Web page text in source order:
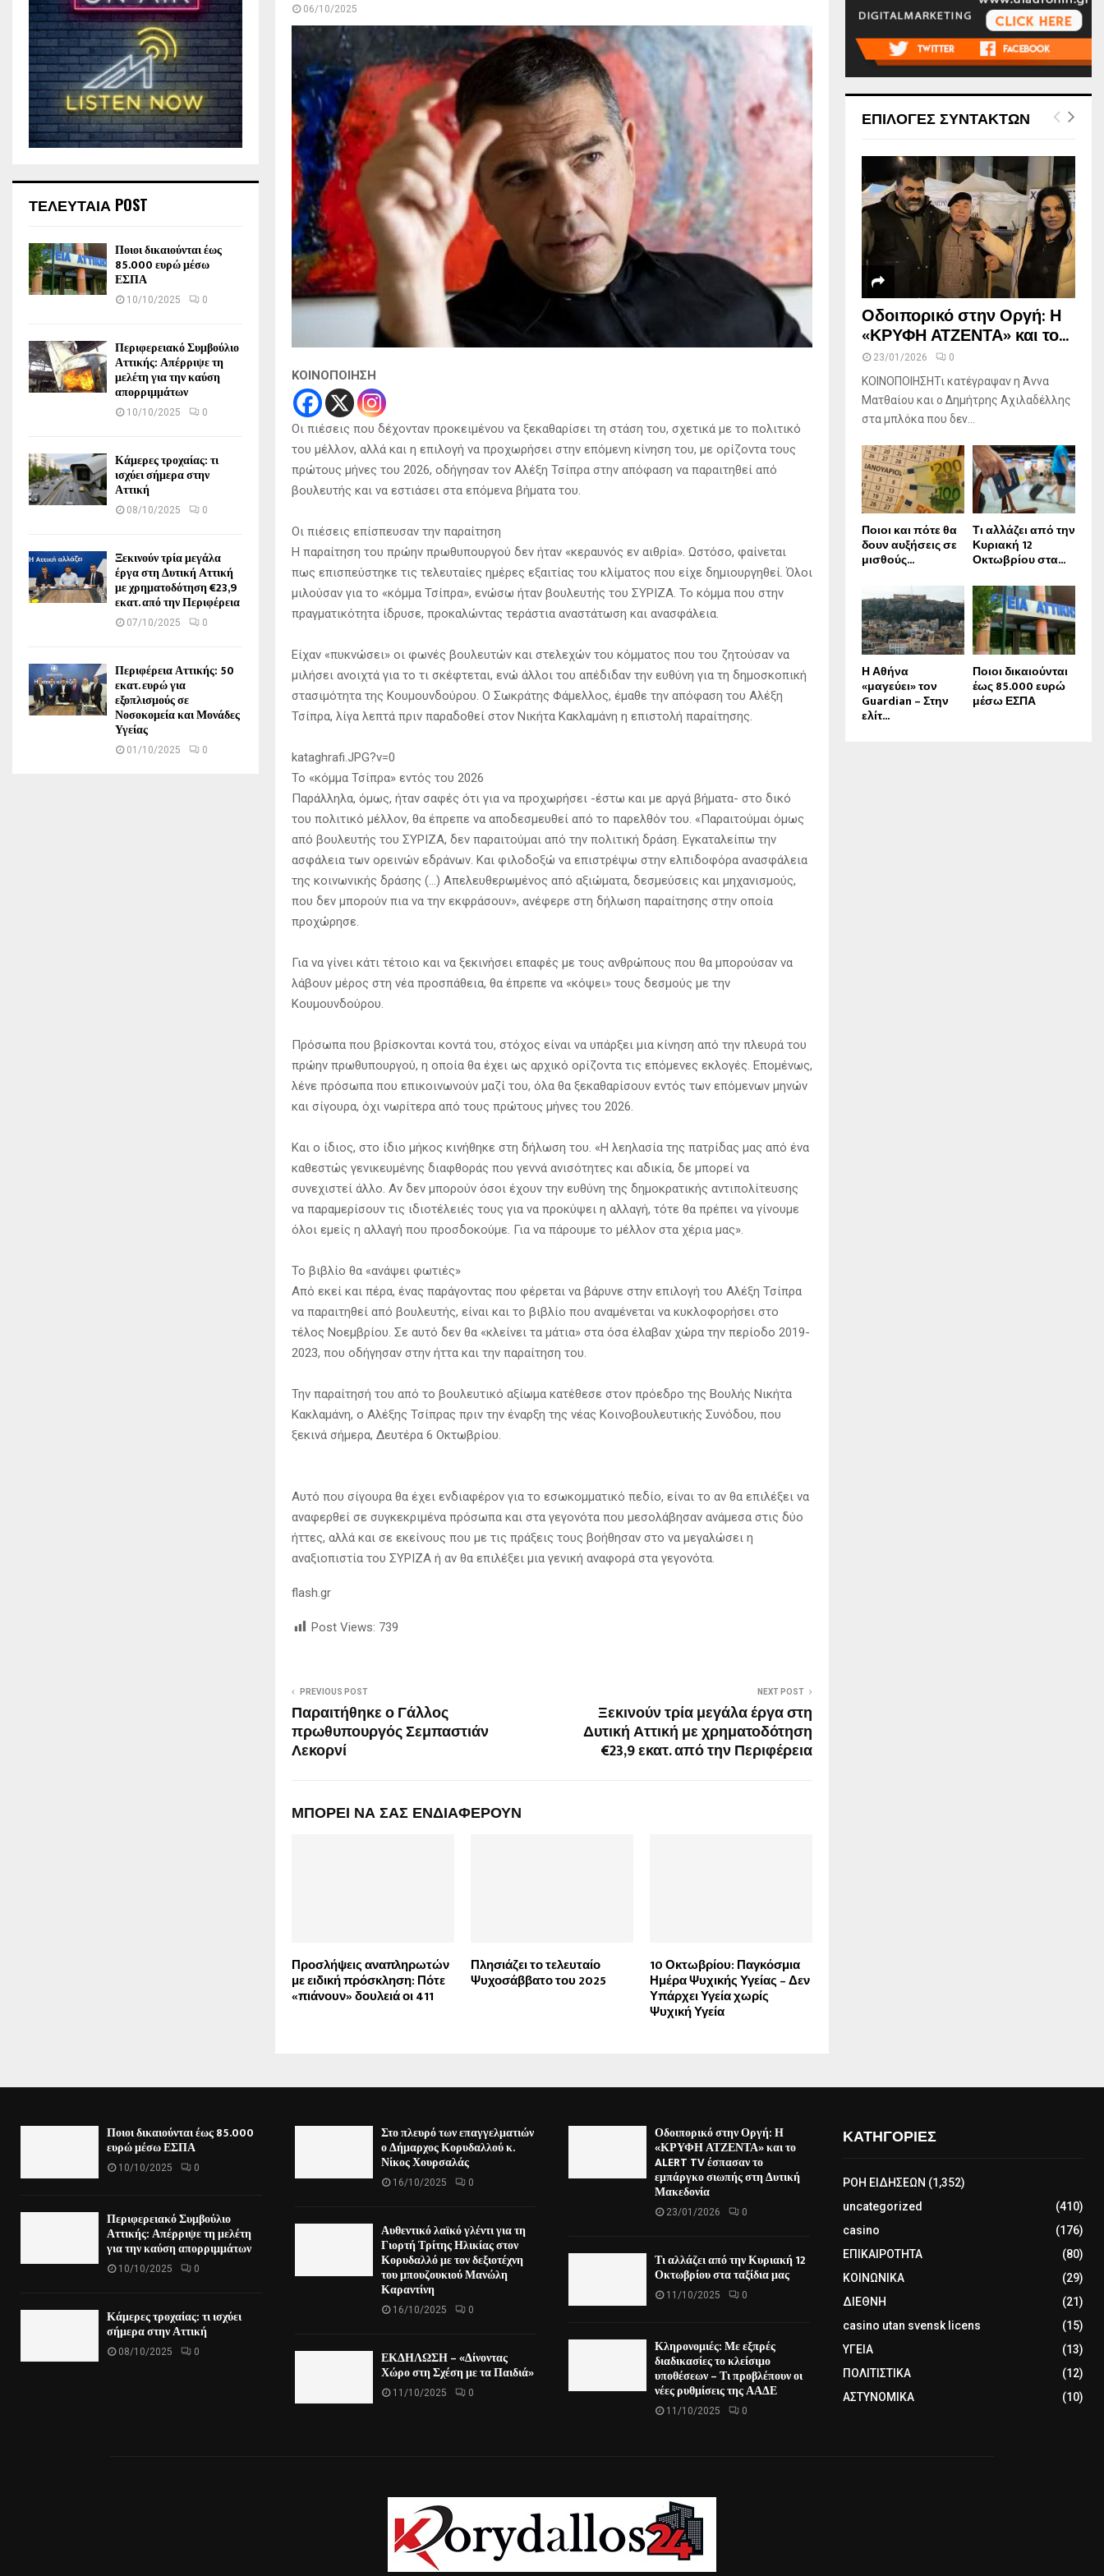
06/10/2025
ΚΟΙΝΟΠΟΙΗΣΗ
Οι πιέσεις που δέχονταν προκειμένου να ξεκαθαρίσει τη στάση του, σχετικά με το πολιτικό
του μέλλον, αλλά και η επιλογή να προχωρήσει στην επόμενη κίνηση του, με ορίζοντα τους
πρώτους μήνες του 2026, οδήγησαν τον Αλέξη Τσίπρα στην απόφαση να παραιτηθεί από
βουλευτής και να εστιάσει στα επόμενα βήματα του.
Οι πιέσεις επίσπευσαν την παραίτηση
Η παραίτηση του πρώην πρωθυπουργού δεν ήταν «κεραυνός εν αιθρία». Ωστόσο, φαίνεται
πως επισπεύστηκε τις τελευταίες ημέρες εξαιτίας του κλίματος που είχε δημιουργηθεί. Όλοι
μιλούσαν για το «κόμμα Τσίπρα», ενώσω ήταν βουλευτής του ΣΥΡΙΖΑ. Το κόμμα που στην
πραγματικότητα ίδρυσε, προκαλώντας τεράστια αναστάτωση και ανασφάλεια.
Είχαν «πυκνώσει» οι φωνές βουλευτών και στελεχών του κόμματος που του ζητούσαν να
μιλήσει ανοιχτά για το τι σκέφτεται, ενώ άλλοι του απέδιδαν την ευθύνη για τη δημοσκοπική
στασιμότητα της Κουμουνδούρου. Ο Σωκράτης Φάμελλος, έμαθε την απόφαση του Αλέξη
Τσίπρα, λίγα λεπτά πριν παραδοθεί στον Νικήτα Κακλαμάνη η επιστολή παραίτησης.
kataghrafi.JPG?v=0
Το «κόμμα Τσίπρα» εντός του 2026
Παράλληλα, όμως, ήταν σαφές ότι για να προχωρήσει -έστω και με αργά βήματα- στο δικό
του πολιτικό μέλλον, θα έπρεπε να αποδεσμευθεί από το παρελθόν του. «Παραιτούμαι όμως
από βουλευτής του ΣΥΡΙΖΑ, δεν παραιτούμαι από την πολιτική δράση. Εγκαταλείπω την
ασφάλεια των ορεινών εδράνων. Και φιλοδοξώ να επιστρέψω στην ελπιδοφόρα ανασφάλεια
της κοινωνικής δράσης (…) Απελευθερωμένος από αξιώματα, δεσμεύσεις και μηχανισμούς,
που δεν μπορούν πια να την εκφράσουν», ανέφερε στη δήλωση παραίτησης στην οποία
προχώρησε.
Για να γίνει κάτι τέτοιο και να ξεκινήσει επαφές με τους ανθρώπους που θα μπορούσαν να
λάβουν μέρος στη νέα προσπάθεια, θα έπρεπε να «κόψει» τους δεσμούς με την
Κουμουνδούρου.
Πρόσωπα που βρίσκονται κοντά του, στόχος είναι να υπάρξει μια κίνηση από την πλευρά του
πρώην πρωθυπουργού, η οποία θα έχει ως αρχικό ορίζοντα τις επόμενες εκλογές. Επομένως,
λένε πρόσωπα που επικοινωνούν μαζί του, όλα θα ξεκαθαρίσουν εντός των επόμενων μηνών
και σίγουρα, όχι νωρίτερα από τους πρώτους μήνες του 2026.
Και ο ίδιος, στο ίδιο μήκος κινήθηκε στη δήλωση του. «Η λεηλασία της πατρίδας μας από ένα
καθεστώς γενικευμένης διαφθοράς που γεννά ανισότητες και αδικία, δε μπορεί να
συνεχιστεί άλλο. Αν δεν μπορούν όσοι έχουν την ευθύνη της δημοκρατικής αντιπολίτευσης
να παραμερίσουν τις ιδιοτέλειές τους για να προκύψει η αλλαγή, τότε θα πρέπει να γίνουμε
όλοι εμείς η αλλαγή που προσδοκούμε. Για να πάρουμε το μέλλον στα χέρια μας».
Το βιβλίο θα «ανάψει φωτιές»
Από εκεί και πέρα, ένας παράγοντας που φέρεται να βάρυνε στην επιλογή του Αλέξη Τσίπρα
να παραιτηθεί από βουλευτής, είναι και το βιβλίο που αναμένεται να κυκλοφορήσει στο
τέλος Νοεμβρίου. Σε αυτό δεν θα «κλείνει τα μάτια» στα όσα έλαβαν χώρα την περίοδο 2019-
2023, που οδήγησαν στην ήττα και την παραίτηση του.
Την παραίτησή του από το βουλευτικό αξίωμα κατέθεσε στον πρόεδρο της Βουλής Νικήτα
Κακλαμάνη, ο Αλέξης Τσίπρας πριν την έναρξη της νέας Κοινοβουλευτικής Συνόδου, που
ξεκινά σήμερα, Δευτέρα 6 Οκτωβρίου.
Αυτό που σίγουρα θα έχει ενδιαφέρον για το εσωκομματικό πεδίο, είναι το αν θα επιλέξει να
αναφερθεί σε συγκεκριμένα πρόσωπα και στα γεγονότα που μεσολάβησαν ανάμεσα στις δύο
ήττες, αλλά και σε εκείνους που με τις πράξεις τους βοήθησαν στο να μεγαλώσει η
αναξιοπιστία του ΣΥΡΙΖΑ ή αν θα επιλέξει μια γενική αναφορά στα γεγονότα.
flash.gr
Post Views: 739
PREVIOUS POST
Παραιτήθηκε ο Γάλλος
πρωθυπουργός Σεμπαστιάν
Λεκορνί
NEXT POST
Ξεκινούν τρία μεγάλα έργα στη
Δυτική Αττική με χρηματοδότηση
€23,9 εκατ. από την Περιφέρεια
ΜΠΟΡΕΙ ΝΑ ΣΑΣ ΕΝΔΙΑΦΕΡΟΥΝ
Προσλήψεις αναπληρωτών
με ειδική πρόσκληση: Πότε
«πιάνουν» δουλειά οι 411
Πλησιάζει το τελευταίο
Ψυχοσάββατο του 2025
10 Οκτωβρίου: Παγκόσμια
Ημέρα Ψυχικής Υγείας – Δεν
Υπάρχει Υγεία χωρίς
Ψυχική Υγεία
ΤΕΛΕΥΤΑΙΑ POST
Ποιοι δικαιούνται έως
85.000 ευρώ μέσω
ΕΣΠΑ
10/10/2025 0
Περιφερειακό Συμβούλιο
Αττικής: Απέρριψε τη
μελέτη για την καύση
απορριμμάτων
10/10/2025 0
Κάμερες τροχαίας: τι
ισχύει σήμερα στην
Αττική
08/10/2025 0
Ξεκινούν τρία μεγάλα
έργα στη Δυτική Αττική
με χρηματοδότηση €23,9
εκατ. από την Περιφέρεια
07/10/2025 0
Περιφέρεια Αττικής: 50
εκατ. ευρώ για
εξοπλισμούς σε
Νοσοκομεία και Μονάδες
Υγείας
01/10/2025 0
ΕΠΙΛΟΓΕΣ ΣΥΝΤΑΚΤΩΝ
Οδοιπορικό στην Οργή: Η
«ΚΡΥΦΗ ΑΤΖΕΝΤΑ» και το...
23/01/2026 0
ΚΟΙΝΟΠΟΙΗΣΗΤι κατέγραψαν η Άννα
Ματθαίου και ο Δημήτρης Αχιλαδέλλης
στα μπλόκα που δεν...
Ποιοι και πότε θα
δουν αυξήσεις σε
μισθούς...
Τι αλλάζει από την
Κυριακή 12
Οκτωβρίου στα...
Η Αθήνα
«μαγεύει» τον
Guardian – Στην
ελίτ...
Ποιοι δικαιούνται
έως 85.000 ευρώ
μέσω ΕΣΠΑ
Ποιοι δικαιούνται έως 85.000
ευρώ μέσω ΕΣΠΑ
10/10/2025 0
Περιφερειακό Συμβούλιο
Αττικής: Απέρριψε τη μελέτη
για την καύση απορριμμάτων
10/10/2025 0
Κάμερες τροχαίας: τι ισχύει
σήμερα στην Αττική
08/10/2025 0
Στο πλευρό των επαγγελματιών
ο Δήμαρχος Κορυδαλλού κ.
Νίκος Χουρσαλάς
16/10/2025 0
Αυθεντικό λαϊκό γλέντι για τη
Γιορτή Τρίτης Ηλικίας στον
Κορυδαλλό με τον δεξιοτέχνη
του μπουζουκιού Μανώλη
Καραντίνη
16/10/2025 0
ΕΚΔΗΛΩΣΗ – «Δίνοντας
Χώρο στη Σχέση με τα Παιδιά»
11/10/2025 0
Οδοιπορικό στην Οργή: Η
«ΚΡΥΦΗ ΑΤΖΕΝΤΑ» και το
ALERT TV έσπασαν το
εμπάργκο σιωπής στη Δυτική
Μακεδονία
23/01/2026 0
Τι αλλάζει από την Κυριακή 12
Οκτωβρίου στα ταξίδια μας
11/10/2025 0
Κληρονομιές: Με εξπρές
διαδικασίες το κλείσιμο
υποθέσεων – Τι προβλέπουν οι
νέες ρυθμίσεις της ΑΑΔΕ
11/10/2025 0
ΚΑΤΗΓΟΡΙΕΣ
ΡΟΗ ΕΙΔΗΣΕΩΝ (1,352)
uncategorized
(410)
casino
(176)
ΕΠΙΚΑΙΡΟΤΗΤΑ
(80)
ΚΟΙΝΩΝΙΚΑ
(29)
ΔΙΕΘΝΗ
(21)
casino utan svensk licens
(15)
ΥΓΕΙΑ
(13)
ΠΟΛΙΤΙΣΤΙΚΑ
(12)
ΑΣΤΥΝΟΜΙΚΑ
(10)